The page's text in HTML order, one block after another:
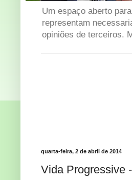
Um espaço aberto
representam
opiniões de terceiros.
quarta-feira, 2 de abril de 2014
Vida Progressive